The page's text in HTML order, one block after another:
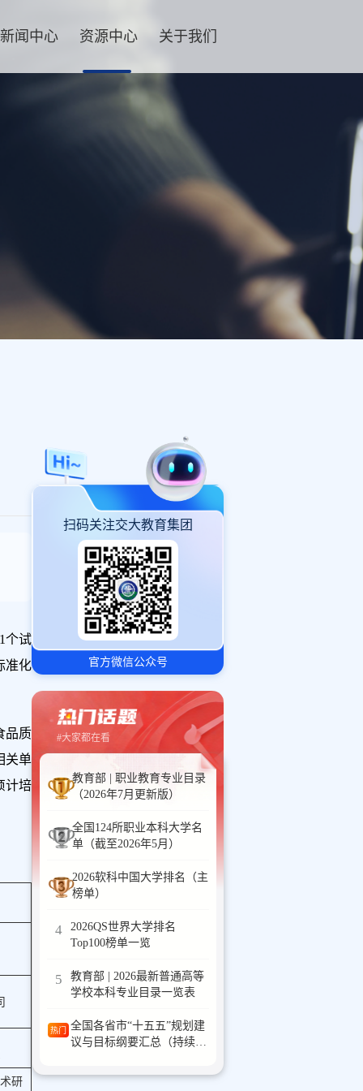
新闻中心 资源中心 关于我们
个试
准化
品质
关单
计培
研
扫码关注交大教育集团
官方微信公众号
#大家都在看
教育部 | 职业教育专业目录
（2026年7月更新版）
全国124所职业本科大学名
单（截至2026年5月）
2026软科中国大学排名（主
榜单）
4 2026QS世界大学排名
Top100榜单一览
5 教育部 | 2026最新普通高等
学校本科专业目录一览表
热门 全国各省市“十五五”规划建
议与目标纲要汇总（持续更